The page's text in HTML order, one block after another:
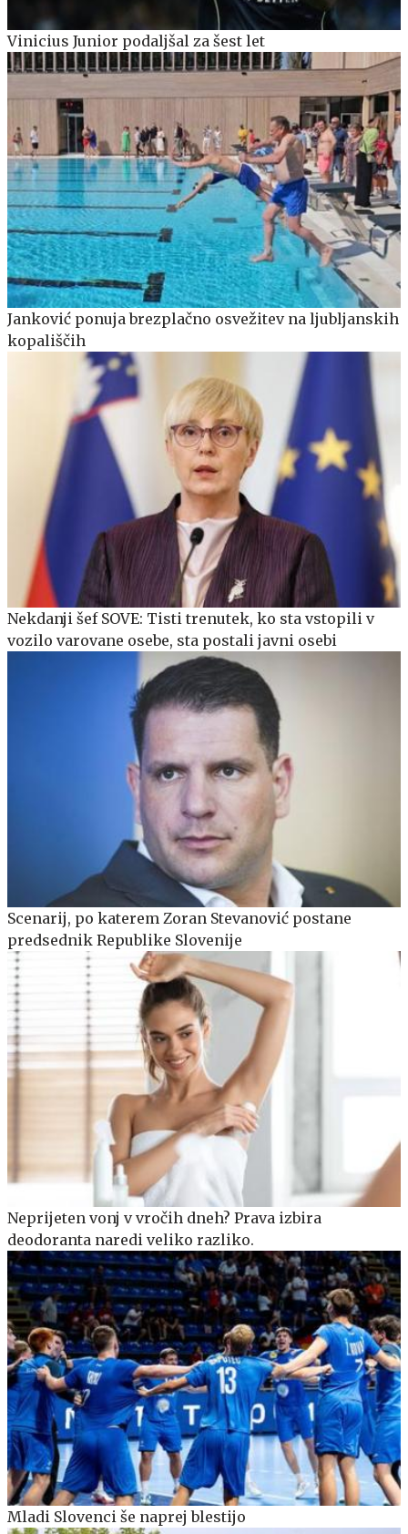
Vinicius Junior podaljšal za šest let
Janković ponuja brezplačno osvežitev na ljubljanskih
kopališčih
Nekdanji šef SOVE: Tisti trenutek, ko sta vstopili v
vozilo varovane osebe, sta postali javni osebi
Scenarij, po katerem Zoran Stevanović postane
predsednik Republike Slovenije
Neprijeten vonj v vročih dneh? Prava izbira
deodoranta naredi veliko razliko.
Mladi Slovenci še naprej blestijo